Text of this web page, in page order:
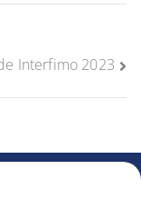
Interfimo 2023